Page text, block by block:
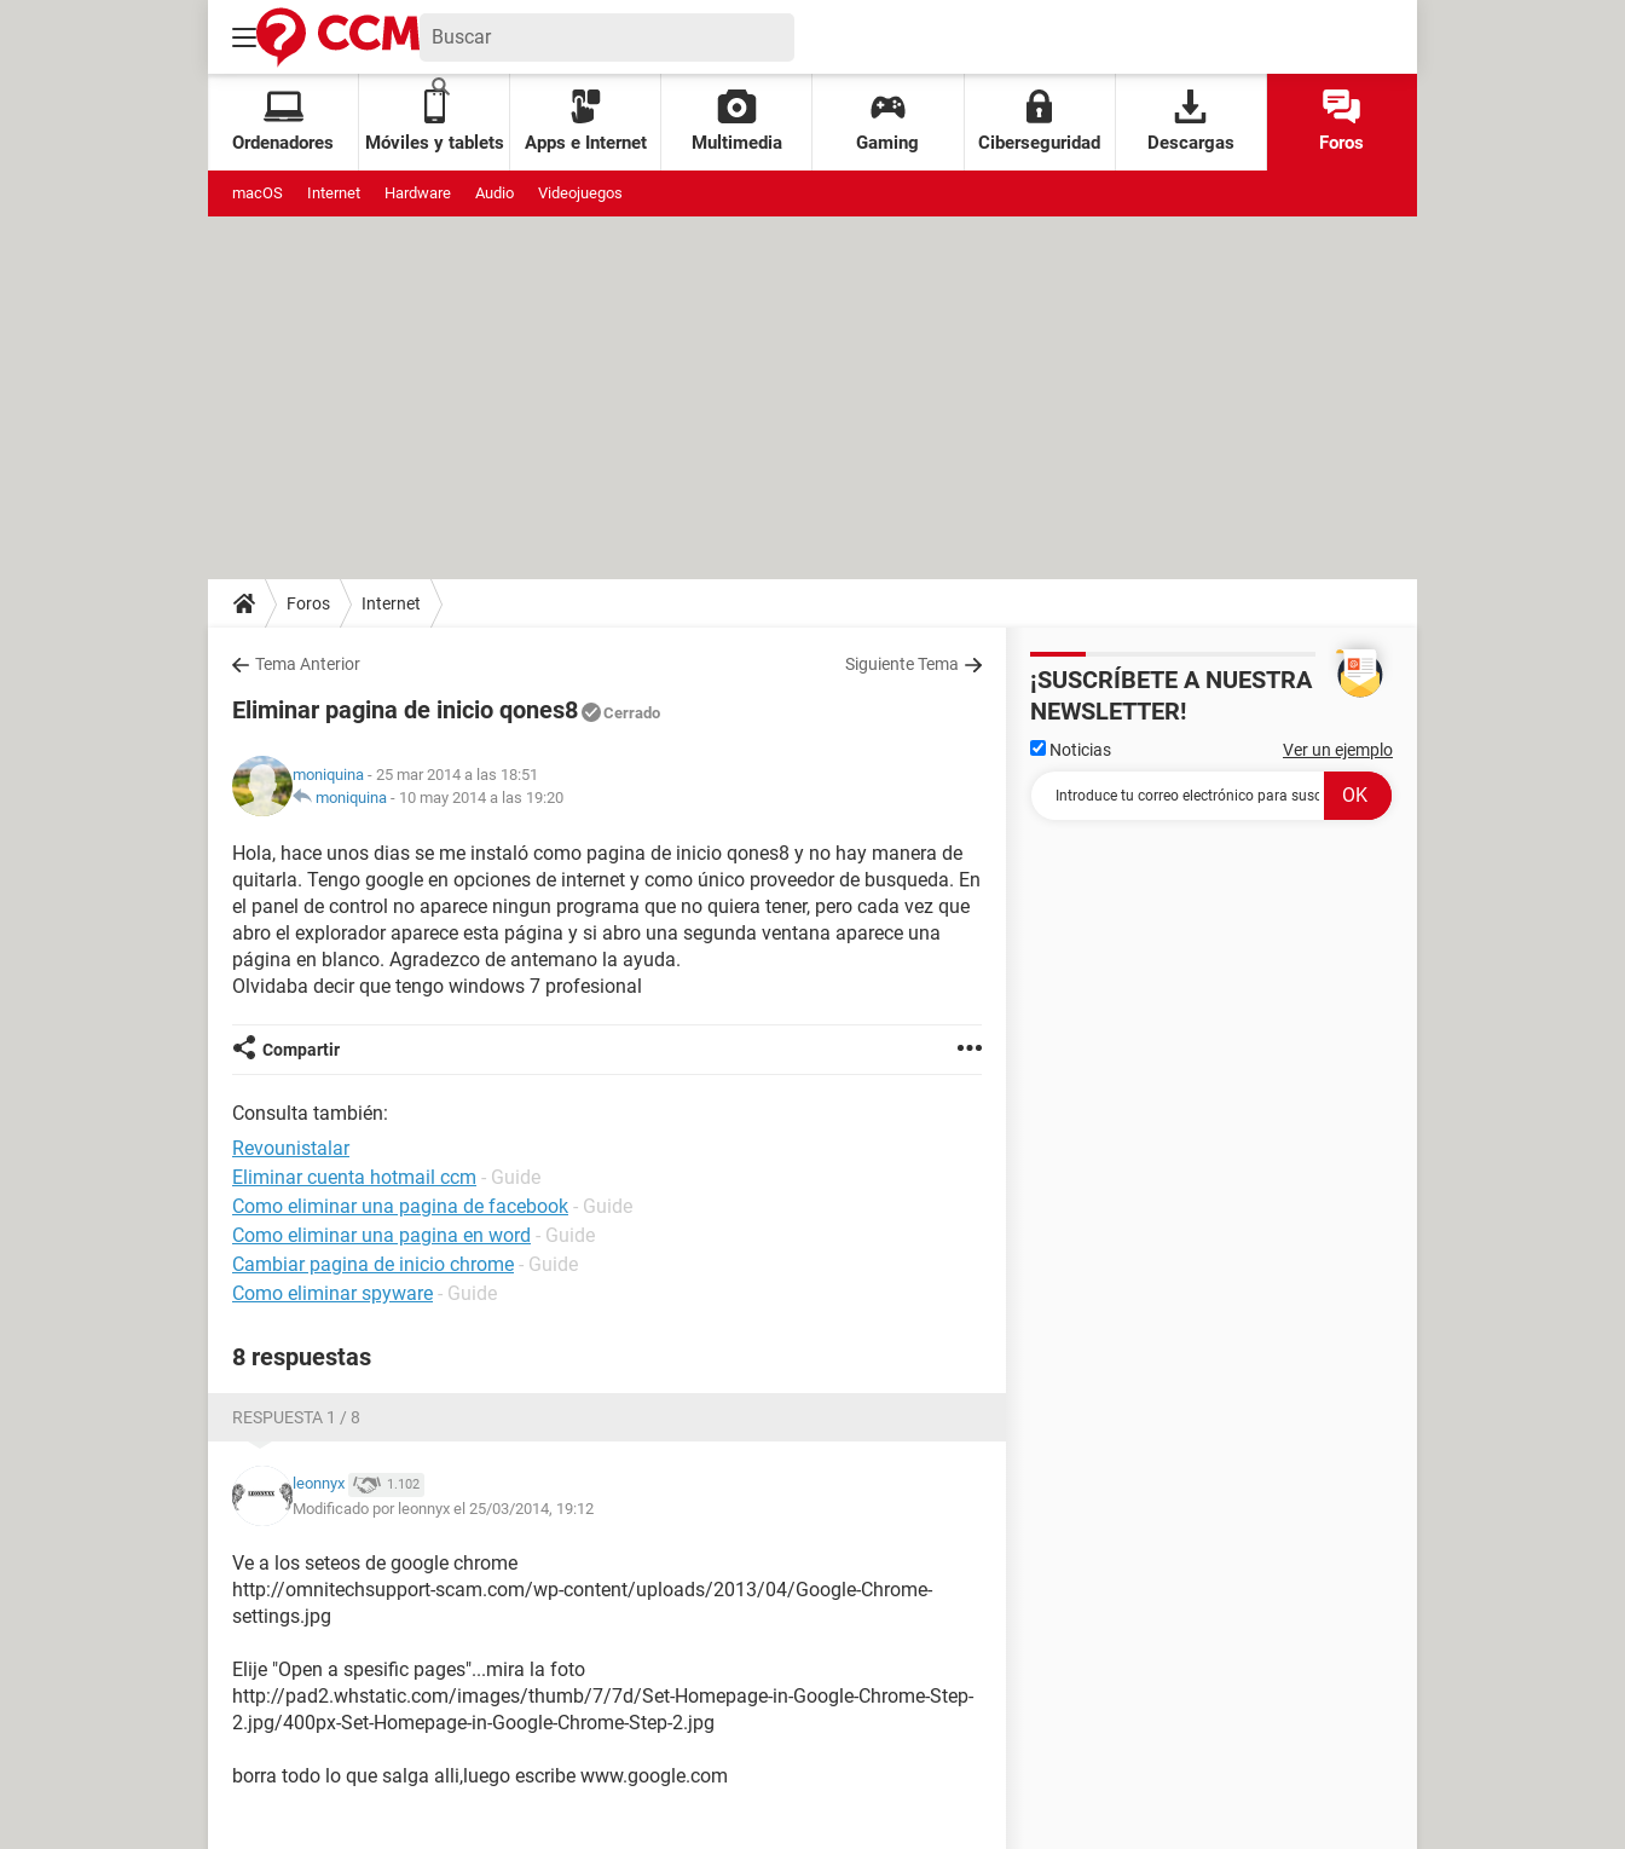
Ordenadores Móviles y tablets Apps e Internet Multimedia Gaming Ciberseguridad Descargas Foros
macOS Internet Hardware Audio Videojuegos
Foros Internet
Tema Anterior Siguiente Tema
Eliminar pagina de inicio qones8 Cerrado
moniquina - 25 mar 2014 a las 18:51
moniquina - 10 may 2014 a las 19:20
Hola, hace unos dias se me instaló como pagina de inicio qones8 y no hay manera de
quitarla. Tengo google en opciones de internet y como único proveedor de busqueda. En
el panel de control no aparece ningun programa que no quiera tener, pero cada vez que
abro el explorador aparece esta página y si abro una segunda ventana aparece una
página en blanco. Agradezco de antemano la ayuda.
Olvidaba decir que tengo windows 7 profesional
Compartir
Consulta también:
Revounistalar
Eliminar cuenta hotmail ccm - Guide
Como eliminar una pagina de facebook - Guide
Como eliminar una pagina en word - Guide
Cambiar pagina de inicio chrome - Guide
Como eliminar spyware - Guide
8 respuestas
RESPUESTA 1 / 8
leonnyx 1.102
Modificado por leonnyx el 25/03/2014, 19:12
Ve a los seteos de google chrome
http://omnitechsupport-scam.com/wp-content/uploads/2013/04/Google-Chrome-
settings.jpg
Elije "Open a spesific pages"...mira la foto
http://pad2.whstatic.com/images/thumb/7/7d/Set-Homepage-in-Google-Chrome-Step-
2.jpg/400px-Set-Homepage-in-Google-Chrome-Step-2.jpg
borra todo lo que salga alli,luego escribe www.google.com
¡SUSCRÍBETE A NUESTRA
NEWSLETTER!
Noticias Ver un ejemplo